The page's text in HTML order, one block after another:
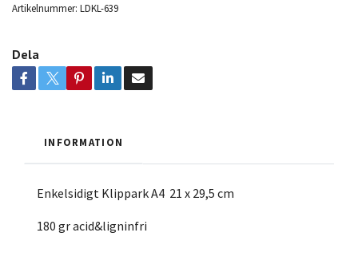
Artikelnummer: LDKL-639
Dela
INFORMATION
Enkelsidigt Klippark A4 21 x 29,5 cm
180 gr acid&ligninfri